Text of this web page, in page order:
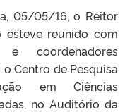
05/05/16, o Reitor
esteve reunido com
coordenadores
Centro de Pesquisa
em Ciências
no Auditório da